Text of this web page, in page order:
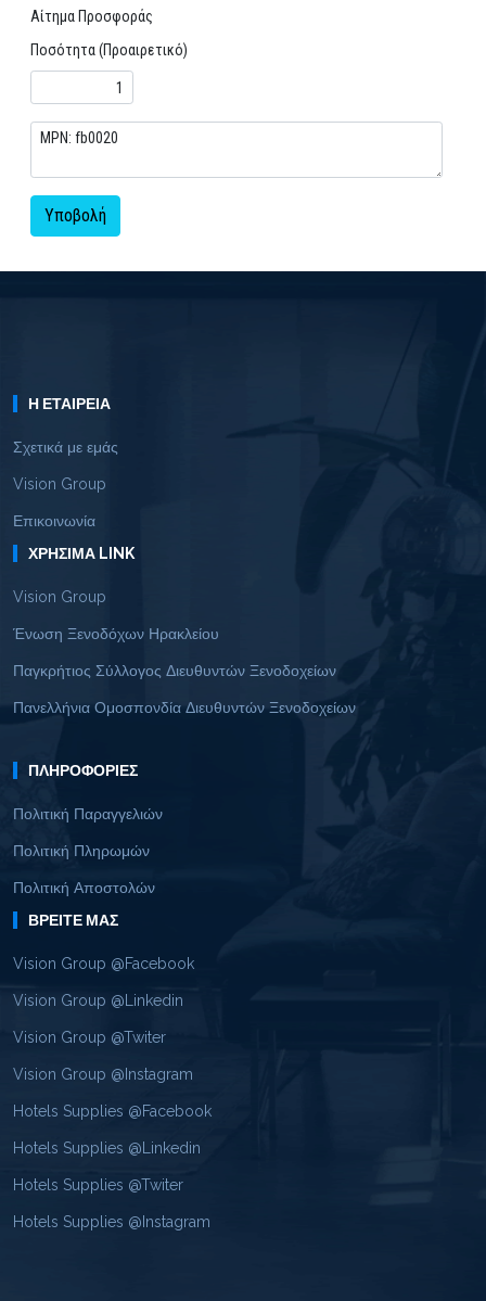
Αίτημα Προσφοράς
Ποσότητα (Προαιρετικό)
Υποβολή
Η ΕΤΑΙΡΕΊΑ
Σχετικά με εμάς
Vision Group
Επικοινωνία
ΧΡΉΣΙΜΑ LINK
Vision Group
Ένωση Ξενοδόχων Ηρακλείου
Παγκρήτιος Σύλλογος Διευθυντών Ξενοδοχείων
Πανελλήνια Ομοσπονδία Διευθυντών Ξενοδοχείων
ΠΛΗΡΟΦΟΡΊΕΣ
Πολιτική Παραγγελιών
Πολιτική Πληρωμών
Πολιτική Αποστολών
ΒΡΕΊΤΕ ΜΑΣ
Vision Group @Facebook
Vision Group @Linkedin
Vision Group @Twiter
Vision Group @Instagram
Hotels Supplies @Facebook
Hotels Supplies @Linkedin
Hotels Supplies @Twiter
Hotels Supplies @Instagram